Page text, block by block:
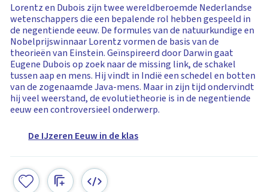
Lorentz en Dubois zijn twee wereldberoemde Nederlandse
wetenschappers die een bepalende rol hebben gespeeld in
de negentiende eeuw. De formules van de natuurkundige en
Nobelprijswinnaar Lorentz vormen de basis van de
theorieën van Einstein. Geïnspireerd door Darwin gaat
Eugene Dubois op zoek naar de missing link, de schakel
tussen aap en mens. Hij vindt in Indië een schedel en botten
van de zogenaamde Java-mens. Maar in zijn tijd ondervindt
hij veel weerstand, de evolutietheorie is in de negentiende
eeuw een controversieel onderwerp.
De IJzeren Eeuw in de klas